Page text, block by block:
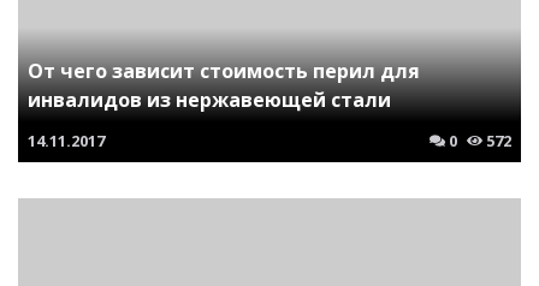
От чего зависит стоимость перил для
инвалидов из нержавеющей стали
14.11.2017 0 572